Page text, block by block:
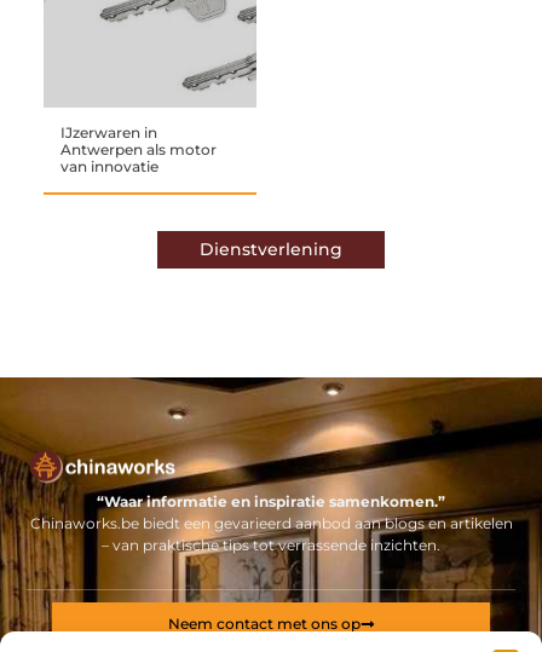
IJzerwaren in
Antwerpen als motor
van innovatie
Dienstverlening
“Waar informatie en inspiratie samenkomen.”
Chinaworks.be biedt een gevarieerd aanbod aan blogs en artikelen
– van praktische tips tot verrassende inzichten.
Neem contact met ons op